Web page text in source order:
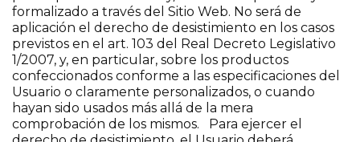
formalizado a través del Sitio Web. No será de
aplicación el derecho de desistimiento en los casos
previstos en el art. 103 del Real Decreto Legislativo
1/2007, y, en particular, sobre los productos
confeccionados conforme a las especificaciones del
Usuario o claramente personalizados, o cuando
hayan sido usados más allá de la mera
comprobación de los mismos. Para ejercer el